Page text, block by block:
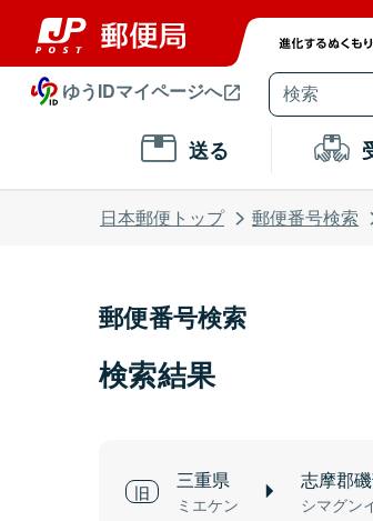
ゆうIDマイページへ
送る
日本郵便トップ 郵便番号検索
郵便番号検索
検索結果
三重県
ミエケン
志摩郡
シマグン